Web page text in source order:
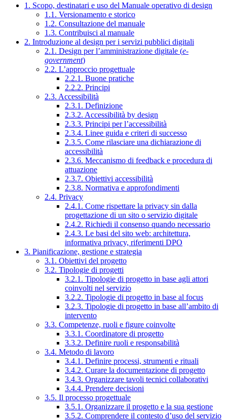
1. Scopo, destinatari e uso del Manuale operativo di design
1.1. Versionamento e storico
1.2. Consultazione del manuale
1.3. Contribuisci al manuale
2. Introduzione al design per i servizi pubblici digitali
2.1. Design per l’amministrazione digitale (e-
government)
2.2. L’approccio progettuale
2.2.1. Buone pratiche
2.2.2. Principi
2.3. Accessibilità
2.3.1. Definizione
2.3.2. Accessibilità by design
2.3.3. Principi per l’accessibilità
2.3.4. Linee guida e criteri di successo
2.3.5. Come rilasciare una dichiarazione di
accessibilità
2.3.6. Meccanismo di feedback e procedura di
attuazione
2.3.7. Obiettivi accessibilità
2.3.8. Normativa e approfondimenti
2.4. Privacy
2.4.1. Come rispettare la privacy sin dalla
progettazione di un sito o servizio digitale
2.4.2. Richiedi il consenso quando necessario
2.4.3. Le basi del sito web: architettura,
informativa privacy, riferimenti DPO
3. Pianificazione, gestione e strategia
3.1. Obiettivi del progetto
3.2. Tipologie di progetti
3.2.1. Tipologie di progetto in base agli attori
coinvolti nel servizio
3.2.2. Tipologie di progetto in base al focus
3.2.3. Tipologie di progetto in base all’ambito di
intervento
3.3. Competenze, ruoli e figure coinvolte
3.3.1. Coordinatore di progetto
3.3.2. Definire ruoli e responsabilità
3.4. Metodo di lavoro
3.4.1. Definire processi, strumenti e rituali
3.4.2. Curare la documentazione di progetto
3.4.3. Organizzare tavoli tecnici collaborativi
3.4.4. Prendere decisioni
3.5. Il processo progettuale
3.5.1. Organizzare il progetto e la sua gestione
3.5.2. Comprendere il contesto d’uso del servizio